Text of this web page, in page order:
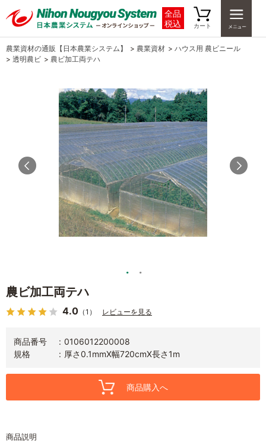
全品
税込
カート
農業資材の通販【日本農業システム】 > 農業資材 > ハウス用 農ビニール
> 透明農ビ > 農ビ加工両テハ
農ビ加工両テハ
4.0 （1） レビューを見る
商品番号
0106012200008
規格
厚さ0.1mmX幅720cmX長さ1m
商品購入へ
商品説明